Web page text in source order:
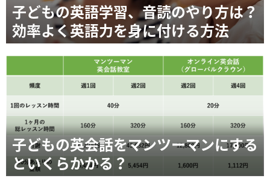
子どもの英語学習、音読のやり方は？
効率よく英語力を身に付ける方法
子どもの英会話をマンツーマンにする
といくらかかる？